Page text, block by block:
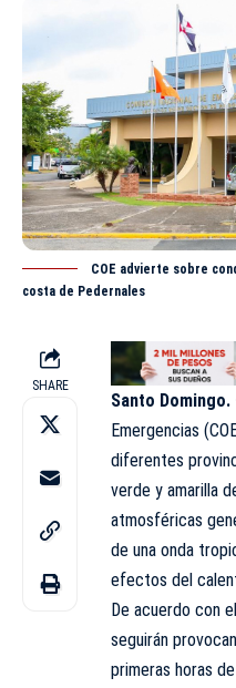
COE advierte sobre
costa de Pedernales
SHARE
Santo Domingo.
Emergencias (
diferentes
verde y amarilla
atmosféricas
de una onda
efectos del
De acuerdo con
seguirán
primeras horas